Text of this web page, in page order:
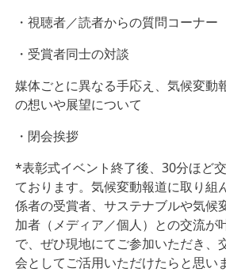
・視聴者／読者からの質問コーナー
・受賞者同士の対談
媒体ごとに異なる手応え、気候変動
の想いや展望について
・閉会挨拶
*表彰式イベント終了後、30分ほど
ております。気候変動報道に取り組
係者の受賞者、サステナブルや気候
加者（メディア／個人）との交流が
で、ぜひ現地にてご参加いただき、
会としてご活用いただけたらと思い